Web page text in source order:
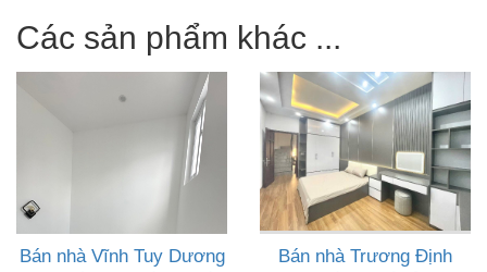
Các sản phẩm khác ...
Bán nhà Vĩnh Tuy Dương
Bán nhà Trương Định